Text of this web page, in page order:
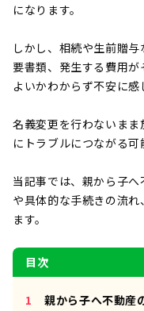
になります。
しかし、相続や生前贈
要書類、発生する費用
よいかわからず不安に感
名義変更を行わないま
にトラブルにつながる可
当記事では、親から子
や具体的な手続きの流
ます。
目次
親から子へ不動産